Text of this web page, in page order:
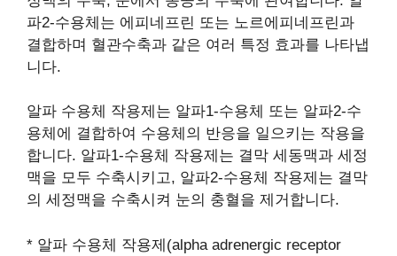
파2-수용체는 에피네프린 또는 노르에피네프린과
결합하며 혈관수축과 같은 여러 특정 효과를 나타냅
니다.
알파 수용체 작용제는 알파1-수용체 또는 알파2-수
용체에 결합하여 수용체의 반응을 일으키는 작용을
합니다. 알파1-수용체 작용제는 결막 세동맥과 세정
맥을 모두 수축시키고, 알파2-수용체 작용제는 결막
의 세정맥을 수축시켜 눈의 충혈을 제거합니다.
* 알파 수용체 작용제(alpha adrenergic receptor